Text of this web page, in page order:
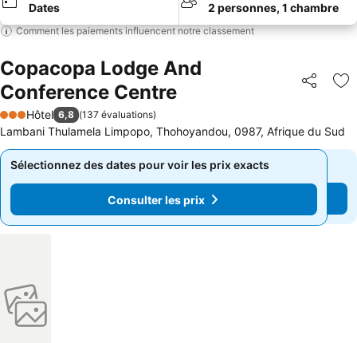
Dates 2 personnes, 1 chambre
Comment les paiements influencent notre classement
Copacopa Lodge And
Conference Centre
Partager
3 Étoiles
Hôtel 6,8 (137 évaluations)
Lambani Thulamela Limpopo, Thohoyandou, 0987, Afrique du Sud
Sélectionnez des dates pour voir les prix exacts
Consulter les prix
Sélectionnez des dates pour voir les prix exacts
Consulter les prix